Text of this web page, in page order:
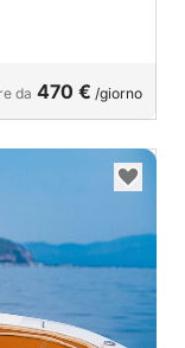
da 470 € /giorno